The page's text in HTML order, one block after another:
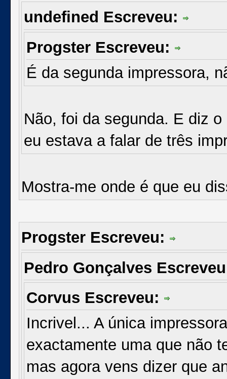
undefined Escreveu:
Progster Escreveu:
É da segunda impressora,
Não, foi da segunda. E diz
eu estava a falar de três
Mostra-me onde é que eu
Progster Escreveu:
Pedro Gonçalves
Corvus Escreveu:
Incrivel... A única
exactamente uma que não
mas agora vens dizer que